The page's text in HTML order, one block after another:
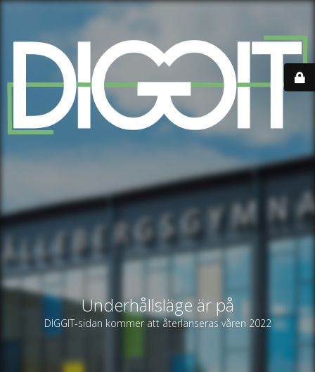
Underhållsläge är på
DIGGIT-sidan kommer att återlanseras våren 2022